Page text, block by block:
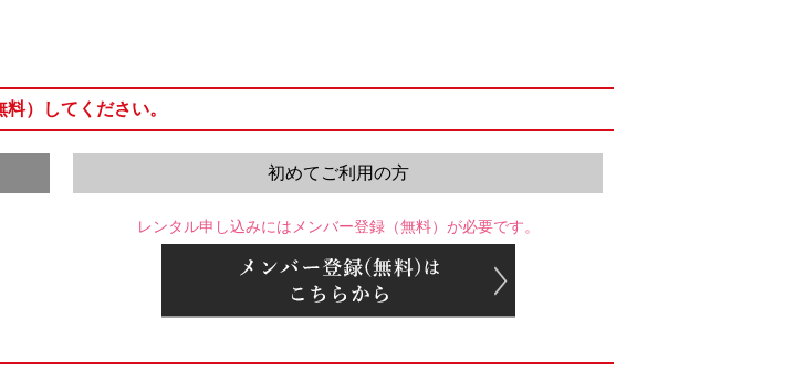
）してください。
初めてご利用の方
レンタル申し込みにはメンバー登録（無料）が必要です。